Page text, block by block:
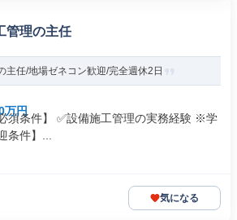
管理の主任
主任/地場ゼネコン歓迎/完全週休2日
万円
須条件】 ✅設備施工管理の実務経験 ※学
条件】...
気になる